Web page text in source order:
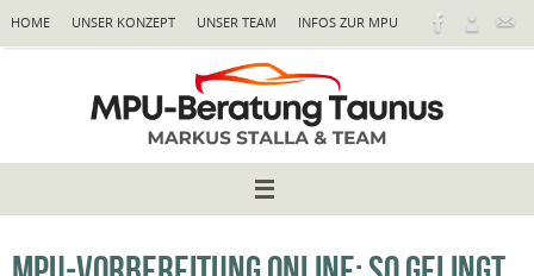
HOME UNSER KONZEPT UNSER TEAM INFOS ZUR MPU